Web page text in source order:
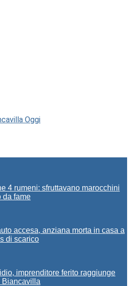
4 rumeni: sfruttavano marocchini
da fame
accesa, anziana morta in casa a
di scarico
imprenditore ferito raggiunge
Biancavilla